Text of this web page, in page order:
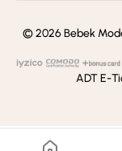
© 2026 Bebek
ADT E-